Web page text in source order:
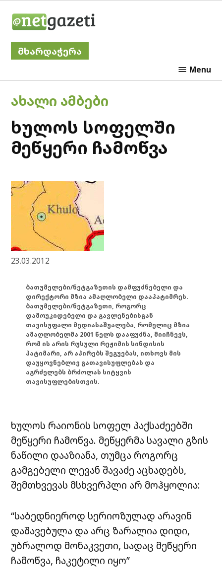
მხარდაჭერა
Menu
POSTED
IN
ᲐᲮᲐᲚᲘ ᲐᲛᲑᲔᲑᲘ
ხულოს სოფელში
მეწყერი ჩამოწვა
23.03.2012
ბათუმელები/ნეტგაზეთის დამფუძნებელი და
დირექტორი მზია ამაღლობელი დააპატიმრეს.
ბათუმელები/ნეტგაზეთი, როგორც
დამოუკიდებელი და გავლენებისგან
თავისუფალი მედიასაშუალება, რომელიც მზია
ამაღლობელმა 2001 წელს დააფუძნა, მიიჩნევს,
რომ ის არის რუსული რეჟიმის სინდისის
პატიმარი, არ აპირებს შეგუებას, ითხოვს მის
დაუყოვნებლივ გათავისუფლებას და
აგრძელებს ბრძოლას სიტყვის
თავისუფლებისთვის.
ხულოს რაიონის სოფელ პაქსაძეებში
მეწყერი ჩამოწვა. მეწყერმა სავალი გზის
ნაწილი დააზიანა, თუმცა როგორც
გამგებელი ლევან შავაძე აცხადებს,
შემთხვევას მსხვერპლი არ მოჰყოლია:
“საბედნიეროდ სერიოზულად არავინ
დაშავებულა და არც ზარალია დიდი,
უბრალოდ მონაკვეთი, სადაც მეწყერი
ჩამოწვა, ჩაკეტილი იყო”